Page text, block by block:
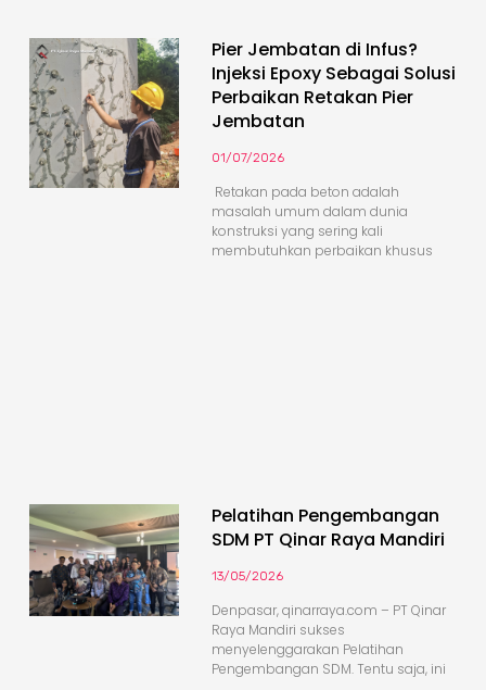
Pier Jembatan di Infus?
Injeksi Epoxy Sebagai Solusi
Perbaikan Retakan Pier
Jembatan
01/07/2026
Retakan pada beton adalah
masalah umum dalam dunia
konstruksi yang sering kali
membutuhkan perbaikan khusus
Pelatihan Pengembangan
SDM PT Qinar Raya Mandiri
13/05/2026
Denpasar, qinarraya.com – PT Qinar
Raya Mandiri sukses
menyelenggarakan Pelatihan
Pengembangan SDM. Tentu saja, ini